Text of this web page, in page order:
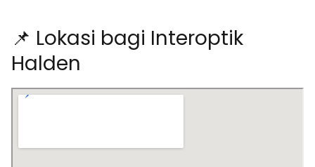
📌 Lokasi bagi Interoptik
Halden